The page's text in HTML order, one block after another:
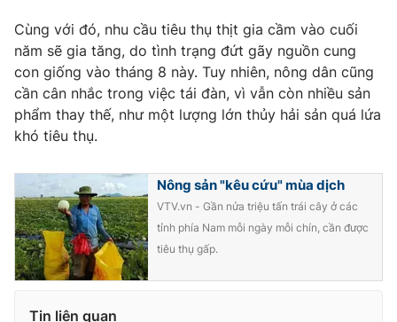
Cùng với đó, nhu cầu tiêu thụ thịt gia cầm vào cuối
năm sẽ gia tăng, do tình trạng đứt gãy nguồn cung
con giống vào tháng 8 này. Tuy nhiên, nông dân cũng
cần cân nhắc trong việc tái đàn, vì vẫn còn nhiều sản
phẩm thay thế, như một lượng lớn thủy hải sản quá lứa
khó tiêu thụ.
Nông sản "kêu cứu" mùa dịch
VTV.vn - Gần nửa triệu tấn trái cây ở các
tỉnh phía Nam mỗi ngày mỗi chín, cần được
tiêu thụ gấp.
Tin liên quan